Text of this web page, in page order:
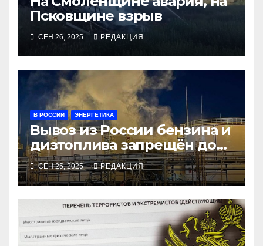
Псковщине взрыв
СЕН 26, 2025 РЕДАКЦИЯ
В РОССИИ ЭНЕРГЕТИКА
Вывоз из России бензина и
дизтоплива запрещён до
конца года
СЕН 25, 2025 РЕДАКЦИЯ